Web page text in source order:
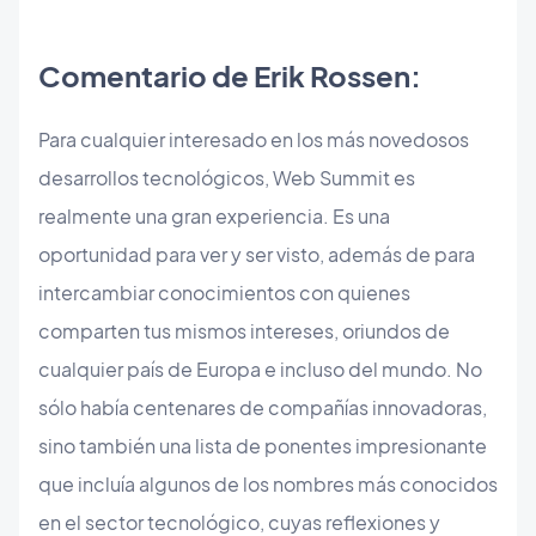
Comentario de Erik Rossen:
Para cualquier interesado en los más novedosos
desarrollos tecnológicos, Web Summit es
realmente una gran experiencia. Es una
oportunidad para ver y ser visto, además de para
intercambiar conocimientos con quienes
comparten tus mismos intereses, oriundos de
cualquier país de Europa e incluso del mundo. No
sólo había centenares de compañías innovadoras,
sino también una lista de ponentes impresionante
que incluía algunos de los nombres más conocidos
en el sector tecnológico, cuyas reflexiones y